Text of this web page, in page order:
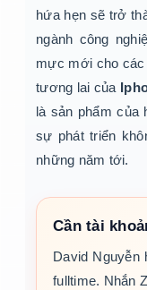
hứa hẹn sẽ trở
ngành công
mực mới cho các
tương lai của
là sản phẩm của
sự phát triển
những năm tới.
Cần tài
David Nguyễn
fulltime. Nhắn